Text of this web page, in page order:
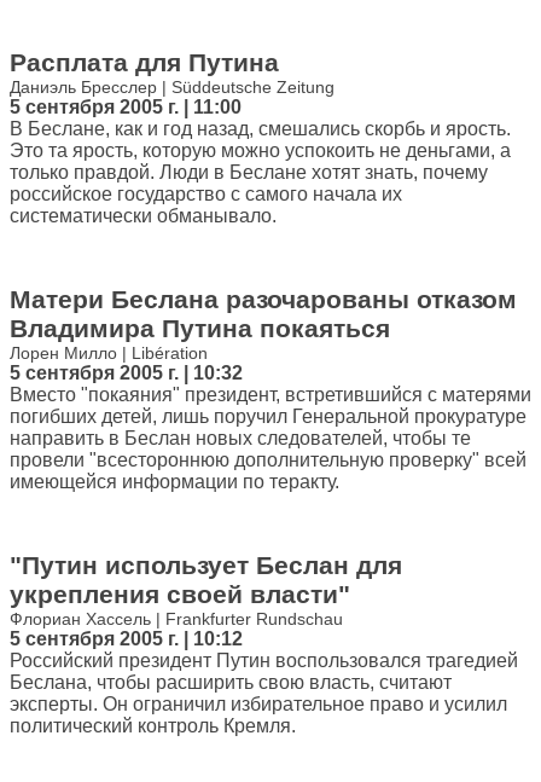
Расплата для Путина
Даниэль Бресслер | Süddeutsche Zeitung
5 сентября 2005 г. | 11:00
В Беслане, как и год назад, смешались скорбь и ярость.
Это та ярость, которую можно успокоить не деньгами, а
только правдой. Люди в Беслане хотят знать, почему
российское государство с самого начала их
систематически обманывало.
Матери Беслана разочарованы отказом
Владимира Путина покаяться
Лорен Милло | Libération
5 сентября 2005 г. | 10:32
Вместо "покаяния" президент, встретившийся с матерями
погибших детей, лишь поручил Генеральной прокуратуре
направить в Беслан новых следователей, чтобы те
провели "всестороннюю дополнительную проверку" всей
имеющейся информации по теракту.
"Путин использует Беслан для
укрепления своей власти"
Флориан Хассель | Frankfurter Rundschau
5 сентября 2005 г. | 10:12
Российский президент Путин воспользовался трагедией
Беслана, чтобы расширить свою власть, считают
эксперты. Он ограничил избирательное право и усилил
политический контроль Кремля.